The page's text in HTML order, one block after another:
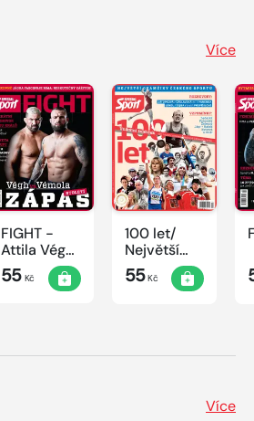
Více
FIGHT -
Attila Végh
vs. Karlos
Vémola
55Kč
100 let/
Největší
okamžiky
českého
55Kč
Více